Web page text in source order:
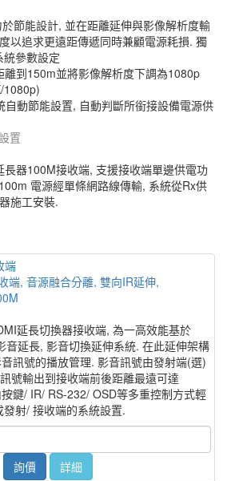
節能設計, 並在距離延伸與影像解析度輸
以追求更遠距傳遞同時兼顧電源耗損. 獨
參數設定
到150m並將影像解析度下調為1080p
1080p)
動節能設置, 自動判斷所銜接設備電源供
置
長器100M接收端, 支援接收端單邊供電功
電源經單條網路線傳輸, 系統從Rx供
施工安裝.
端, 音源融合分離, 雙向IR延伸,
延長切換器接收端, 為一高效能基於
音延長, 影音切換延伸系統. 在此延伸架構
訊號的播放管理. 影音訊號由發射端(選)
號輸出到接收端前後距離最遠可達
鍵/ IR/ RS-232/ OSD等多重控制方式輕
發射/ 接收端的系統設置.
詢價
詳細